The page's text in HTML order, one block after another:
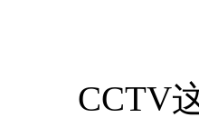
CCTV这